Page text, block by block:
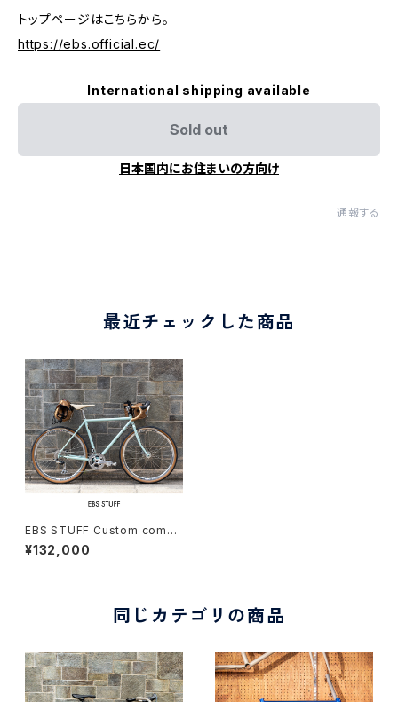
トップページはこちらから。
https://ebs.official.ec/
International shipping available
Sold out
日本国内にお住まいの方向け
通報する
最近チェックした商品
EBS STUFF Custom compl
ete bike
¥132,000
同じカテゴリの商品